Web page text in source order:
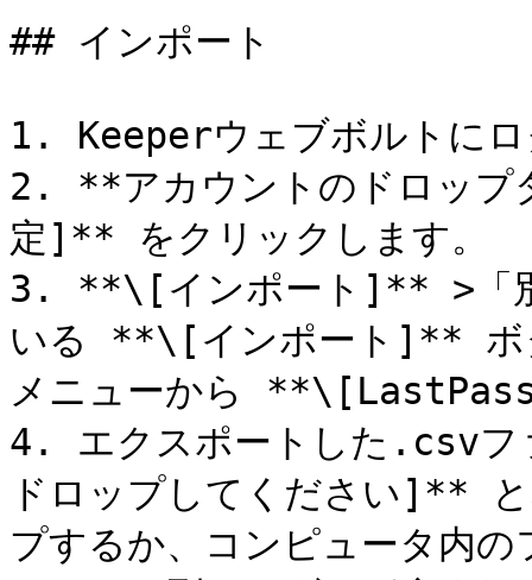
## インポート
1. Keeperウェブボルトにロ
2. **アカウントのドロッ
定]** をクリックします。
3. **\[インポート]** >「別
いる **\[インポート]** ボ
メニューから
4. エクスポートした.csv
ドロップしてください]**
プするか、コンピュータ内